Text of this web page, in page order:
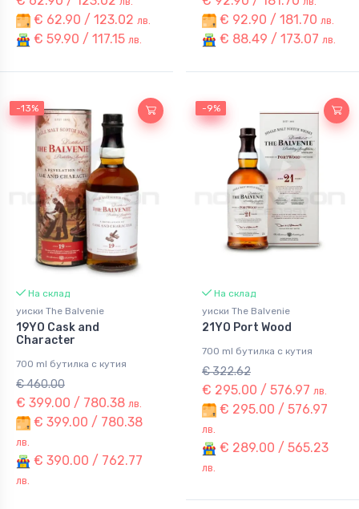
€ 62.90 / 123.02 лв.
€ 59.90 / 117.15 лв.
€ 92.90 / 181.70 лв.
€ 88.49 / 173.07 лв.
-13%
-13%
На склад
уиски The Balvenie
19YO Cask and
Character
700 ml бутилка с кутия
€ 460.00
€ 399.00 / 780.38 лв.
€ 399.00 / 780.38
лв.
€ 390.00 / 762.77
лв.
-9%
-9%
На склад
уиски The Balvenie
21YO Port Wood
700 ml бутилка с кутия
€ 322.62
€ 295.00 / 576.97 лв.
€ 295.00 / 576.97
лв.
€ 289.00 / 565.23
лв.